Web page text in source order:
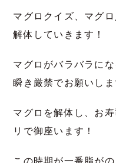
マグロクイズ、マグ
解体していきます！
マグロがバラバラに
瞬き厳禁でお願いしま
マグロを解体し、お
リで御座います！
この時期が一番脂が